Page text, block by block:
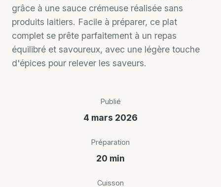
grâce à une sauce crémeuse réalisée sans
produits laitiers. Facile à préparer, ce plat
complet se prête parfaitement à un repas
équilibré et savoureux, avec une légère touche
d'épices pour relever les saveurs.
Publié
4 mars 2026
Préparation
20 min
Cuisson